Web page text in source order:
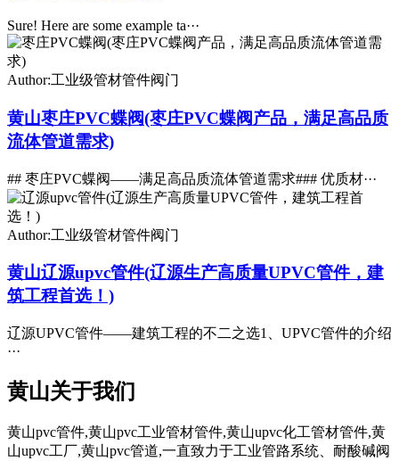
Sure! Here are some example ta···
Author:工业级管材管件阀门
黄山枣庄PVC蝶阀(枣庄PVC蝶阀产品，满足高品质
流体管道需求)
## 枣庄PVC蝶阀——满足高品质流体管道需求### 优质材···
Author:工业级管材管件阀门
黄山辽源upvc管件(辽源生产高质量UPVC管件，建
筑工程首选！)
辽源UPVC管件——建筑工程的不二之选1、UPVC管件的介绍
···
黄山关于我们
黄山pvc管件,黄山pvc工业管材管件,黄山upvc化工管材管件,黄
山upvc工厂,黄山pvc管道,一直致力于工业管路系统、耐酸碱阀